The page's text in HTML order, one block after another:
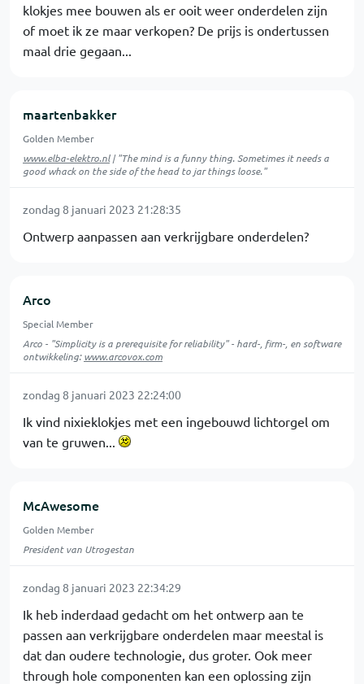
klokjes mee bouwen als er ooit weer onderdelen zijn
of moet ik ze maar verkopen? De prijs is ondertussen
maal drie gegaan...
maartenbakker
Golden Member
www.elba-elektro.nl| "The mind is a funny thing. Sometimes it needs a
good whack on the side of the head to jar things loose."
zondag 8 januari 2023 21:28:35
Ontwerp aanpassen aan verkrijgbare onderdelen?
Arco
Special Member
Arco - "Simplicity is a prerequisite for reliability" - hard-, firm-, en software
ontwikkeling:www.arcovox.com
zondag 8 januari 2023 22:24:00
Ik vind nixieklokjes met een ingebouwd lichtorgel om
van te gruwen...
McAwesome
Golden Member
President van Utrogestan
zondag 8 januari 2023 22:34:29
Ik heb inderdaad gedacht om het ontwerp aan te
passen aan verkrijgbare onderdelen maar meestal is
dat dan oudere technologie, dus groter. Ook meer
through hole componenten kan een oplossing zijn